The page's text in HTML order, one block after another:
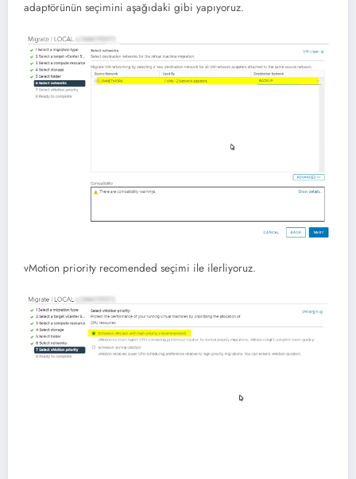
adaptörünün seçimini aşağıdaki gibi yapıyoruz.
vMotion priority recomended seçimi ile ilerliyoruz.